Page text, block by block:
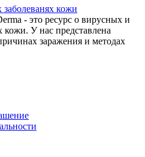
кожи
- это ресурс о вирусных и
У нас представлена
заражения и методах